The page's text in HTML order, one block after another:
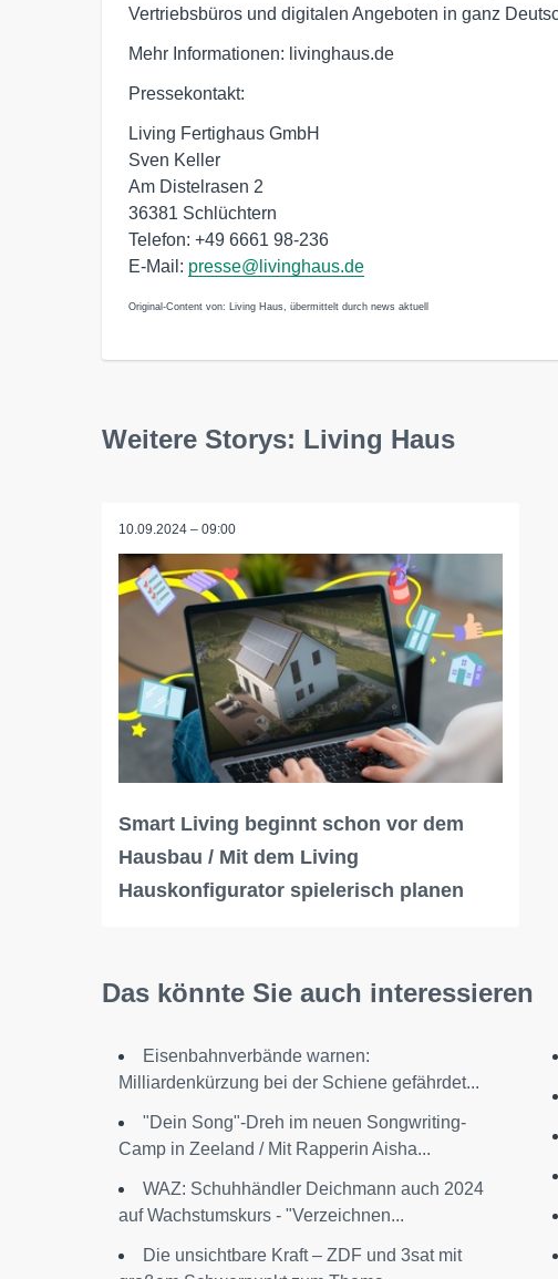
Vertriebsbüros und digitalen Angeboten in ganz
Mehr Informationen: livinghaus.de
Pressekontakt:
Living Fertighaus GmbH
Sven Keller
Am Distelrasen 2
36381 Schlüchtern
Telefon: +49 6661 98-236
E-Mail: presse@livinghaus.de
Original-Content von: Living Haus, übermittelt durch news aktuell
Weitere Storys: Living Haus
10.09.2024 – 09:00
Smart Living beginnt schon vor dem
Hausbau / Mit dem Living
Hauskonfigurator spielerisch planen
Das könnte Sie auch interessieren
Eisenbahnverbände warnen:
Milliardenkürzung bei der Schiene gefährdet...
"Dein Song"-Dreh im neuen Songwriting-
Camp in Zeeland / Mit Rapperin Aisha...
WAZ: Schuhhändler Deichmann auch 2024
auf Wachstumskurs - "Verzeichnen...
Die unsichtbare Kraft – ZDF und 3sat mit